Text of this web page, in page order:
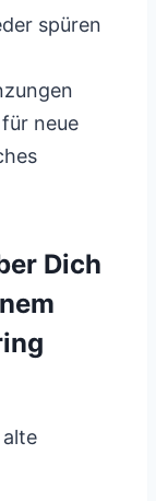
spüren
neue
Dich